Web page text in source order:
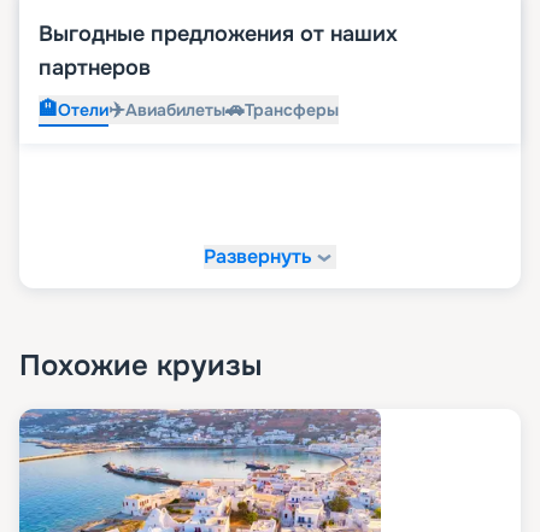
Выгодные предложения от наших
партнеров
🏨Отели✈️Авиабилеты🚗Трансферы
Развернуть
Похожие круизы